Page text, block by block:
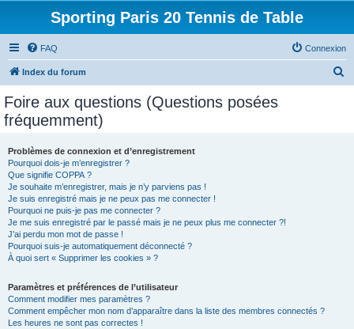
Sporting Paris 20 Tennis de Table
FAQ Connexion
Index du forum
Foire aux questions (Questions posées
fréquemment)
Problèmes de connexion et d’enregistrement
Pourquoi dois-je m’enregistrer ?
Que signifie COPPA ?
Je souhaite m’enregistrer, mais je n’y parviens pas !
Je suis enregistré mais je ne peux pas me connecter !
Pourquoi ne puis-je pas me connecter ?
Je me suis enregistré par le passé mais je ne peux plus me connecter ?!
J’ai perdu mon mot de passe !
Pourquoi suis-je automatiquement déconnecté ?
À quoi sert « Supprimer les cookies » ?
Paramètres et préférences de l’utilisateur
Comment modifier mes paramètres ?
Comment empêcher mon nom d’apparaître dans la liste des membres connectés ?
Les heures ne sont pas correctes !